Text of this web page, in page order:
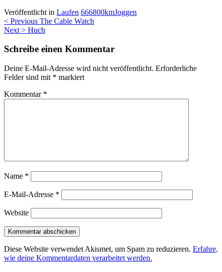
Veröffentlicht in Laufen 666800kmJoggen
Beitragsnavigation
< Previous The Cable Watch
Next > Huch
Schreibe einen Kommentar
Deine E-Mail-Adresse wird nicht veröffentlicht. Erforderliche
Felder sind mit * markiert
Kommentar *
Name *
E-Mail-Adresse *
Website
Diese Website verwendet Akismet, um Spam zu reduzieren. Erfahre,
wie deine Kommentardaten verarbeitet werden.